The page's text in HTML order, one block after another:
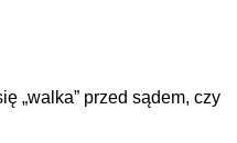
„walka” przed sądem, czy